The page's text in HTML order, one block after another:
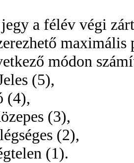
a félév végi
módon
(5),
(4),
(3),
(2),
(1).